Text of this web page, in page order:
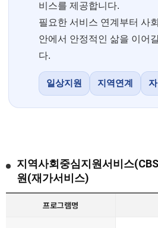
비스를 제공합니다.
필요한 서비스 연계부터 사
안에서 안정적인 삶을 이어
다.
일상지원 지역연계
지역사회중심지원서비스
원(재가서비스)
프로그램명